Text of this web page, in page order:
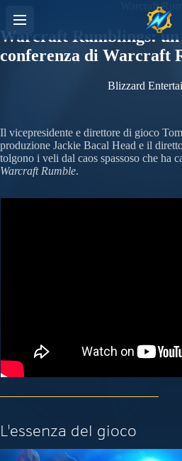
Warcraft
Warcraft Rumblings:
conferenza di Warcraft
Blizzard
Il vicepresidente e direttore di gioco
produzione Jackie Bacal Head e il
tolgono i veli dal caos spassoso che ha
Warcraft Rumble.
L'essenza del gioco